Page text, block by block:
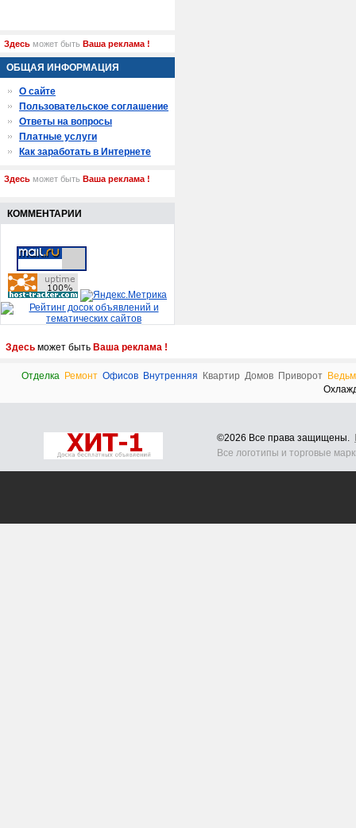
Здесь может быть Ваша реклама !
ОБЩАЯ ИНФОРМАЦИЯ
О сайте
Пользовательское соглашение
Ответы на вопросы
Платные услуги
Как заработать в Интернете
Здесь может быть Ваша реклама !
КОММЕНТАРИИ
Здесь может быть Ваша реклама !
Отделка Ремонт Офисов Внутренняя Квартир Домов Приворот
©2026 Все права защищены.
Все логотипы и торговые